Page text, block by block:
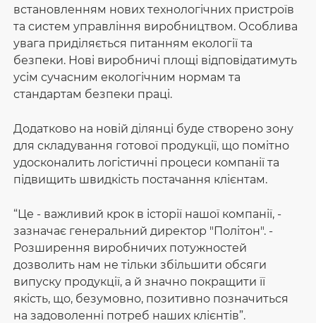
встановленням нових технологічних пристроїв
та систем управління виробництвом. Особлива
увага приділяється питанням екології та
безпеки. Нові виробничі площі відповідатимуть
усім сучасним екологічним нормам та
стандартам безпеки праці.
Додатково на новій ділянці буде створено зону
для складування готової продукції, що помітно
удосконалить логістичні процеси компанії та
підвищить швидкість постачання клієнтам.
“Це - важливий крок в історії нашої компанії, -
зазначає генеральний директор "Політон". -
Розширення виробничих потужностей
дозволить нам не тільки збільшити обсяги
випуску продукції, а й значно покращити її
якість, що, безумовно, позитивно позначиться
на задоволенні потреб наших клієнтів”.